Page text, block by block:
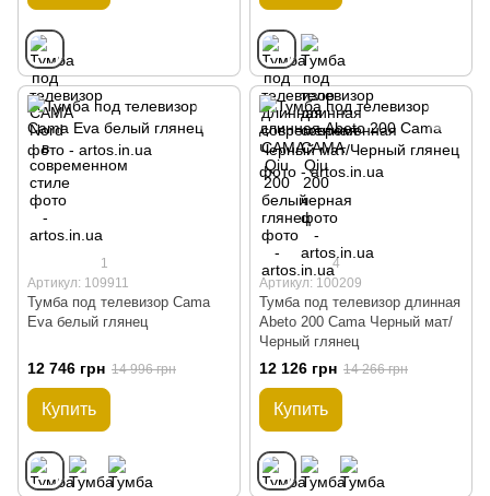
1
Артикул: 109911
Тумба под телевизор Cama
Eva белый глянец
12 746 грн 14 996 грн
Купить
4
Артикул: 100209
Тумба под телевизор длинная
Abeto 200 Cama Черный мат/
Черный глянец
12 126 грн 14 266 грн
Купить